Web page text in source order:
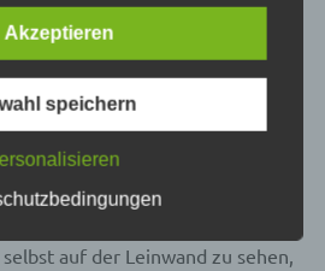
teilweise sehr digitalen
sind die Wände mit Bildern von
während wir auf einem Sofa
liegen blaue Schatten auf
auf die Wände schweben wir
– wenn wir nicht gerade aus
schauen, wie die Sterne
auf der Leinwand zu sehen,
können Internetbasierte
grundsätzlich
werden kann. Aus
es jeder betroffenen Person
Daten auch auf
Akzeptieren
speichern